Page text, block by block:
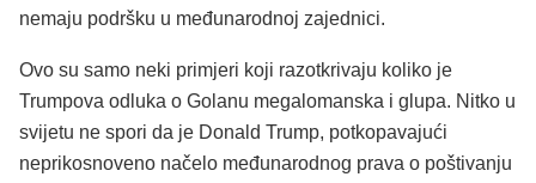
nemaju podršku u međunarodnoj zajednici.
Ovo su samo neki primjeri koji razotkrivaju koliko je
Trumpova odluka o Golanu megalomanska i glupa. Nitko u
svijetu ne spori da je Donald Trump, potkopavajući
neprikosnoveno načelo međunarodnog prava o poštivanju